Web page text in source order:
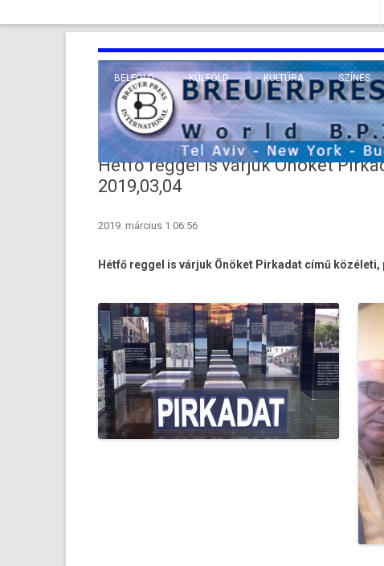
BELFÖLD KÜLFÖLD
EURÓPA
KÖZEL-KELET
KULTÚRA
TUDOMÁNY
VALLÁS
SZÍNES
Hétfő reggel is várjuk Önöket
2019,03,04
2019. március 1 06:56
Hétfő re­ggel is várjuk Önöket Pir­kadat című